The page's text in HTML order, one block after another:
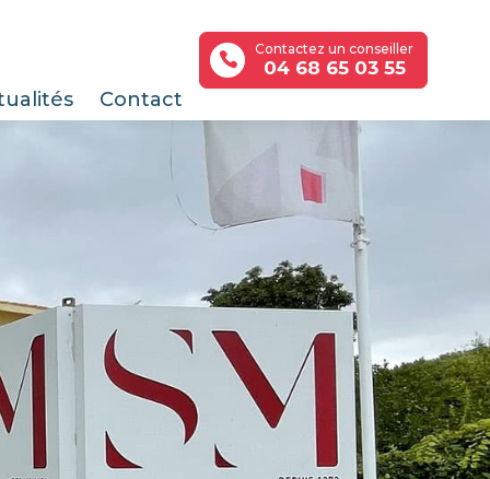
Contact
Contactez un conseiller
04 68 65 03 55